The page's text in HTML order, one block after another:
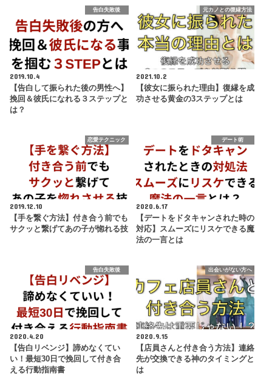
告白失敗後
2019.10.4
【告白して振られた後の男性へ】
挽回＆彼氏になれる３ステップと
は？
元カノとの復縁方法
2021.10.2
【彼女に振られた理由】復縁を成
功させる黄金の3ステップとは
恋愛テクニック
2019.12.10
【手を繋ぐ方法】付き合う前でも
サクッと繋げてあの子が惚れる技
デート術
2020.6.17
【デートをドタキャンされた時の
対応】スムーズにリスケできる魔
法の一言とは
告白失敗後
2020.4.20
【告白リベンジ】諦めなくてい
い！最短30日で挽回して付き合
える行動指南書
出会いがない方へ
2020.9.15
【店員さんと付き合う方法】連絡
先が交換できる神のタイミングと
は